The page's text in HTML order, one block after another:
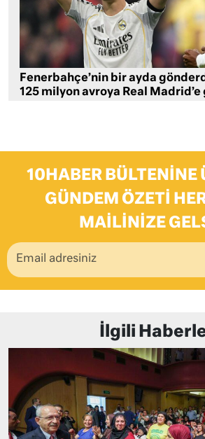
Fenerbahçe’nin bir ayda
125 milyon avroya Real
10HABER BÜLTENINE
GÜNDEM ÖZETI
MAILINIZE
İlgili